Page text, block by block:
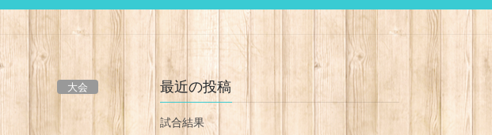
大会 最近の投稿
試合結果